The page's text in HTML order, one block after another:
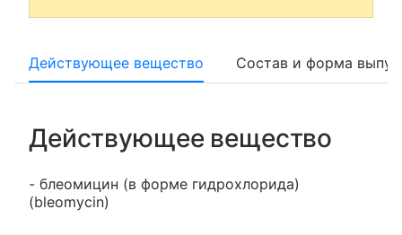
Действующее вещество Состав и форма
Действующее вещество
- блеомицин (в форме гидрохлорида)
(bleomycin)